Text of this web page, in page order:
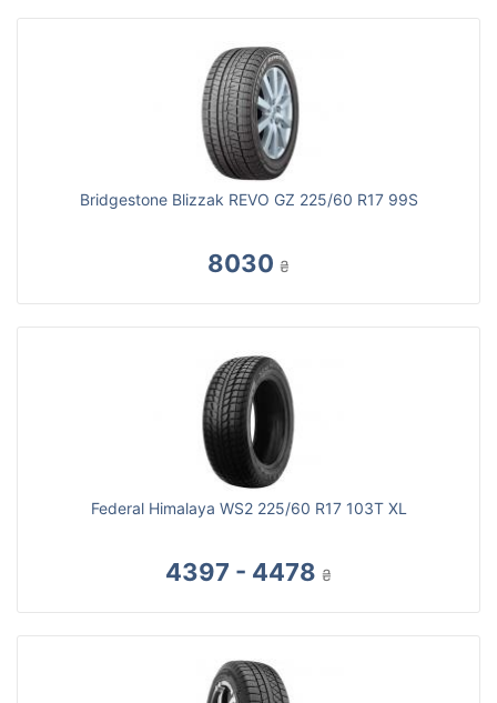
Bridgestone Blizzak REVO GZ 225/60 R17 99S
8030 ₴
Federal Himalaya WS2 225/60 R17 103T XL
4397 - 4478 ₴